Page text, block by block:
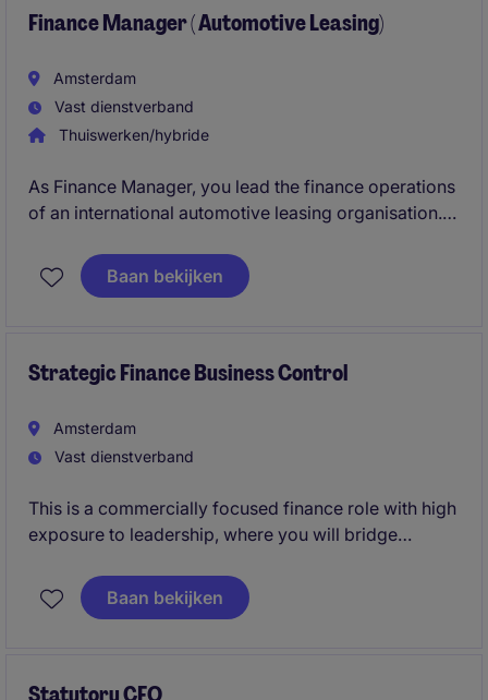
Presales, Legal en management om groei binnen de
Finance Manager ( Automotive Leasing)
Amsterdam
Vast dienstverband
Thuiswerken/hybride
As Finance Manager, you lead the finance operations
of an international automotive leasing organisation.
own the month-end and year-end closing processes,
manage HQ reporting, and support budgeting and
Baan bekijken
Strategic Finance Business Control
Amsterdam
Vast dienstverband
This is a commercially focused finance role with high
exposure to leadership, where you will bridge
execution. The position is ideal for candidates who
want to stay close to deal dynamics and portfolio
Baan bekijken